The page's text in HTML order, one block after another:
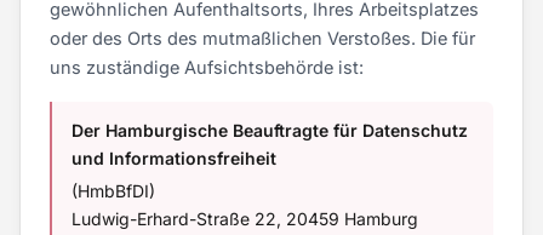
gewöhnlichen Aufenthaltsorts, Ihres Arbeitsplatzes
oder des Orts des mutmaßlichen Verstoßes. Die für
uns zuständige Aufsichtsbehörde ist:
Der Hamburgische Beauftragte für Datenschutz
und Informationsfreiheit
(HmbBfDI)
Ludwig-Erhard-Straße 22, 20459 Hamburg